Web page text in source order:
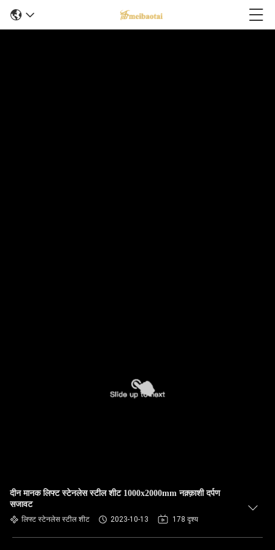
दीन मानक लिफ्ट स्टेनलेस स्टील शीट 1000x2000mm नक़्क़ाशी दर्पण
सजावट
लिफ्ट स्टेनलेस स्टील शीट 2023-10-13 178 दृश्य